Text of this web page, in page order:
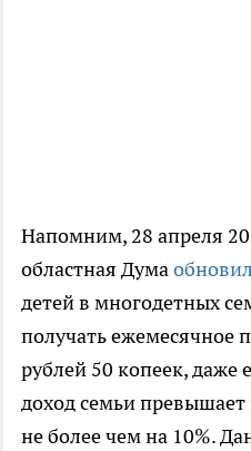
Напомним, 28 апреля
областная Дума
детей в многодетных
получать ежемесячное
рублей 50 копеек, даже
доход семьи
не более чем на 10%.